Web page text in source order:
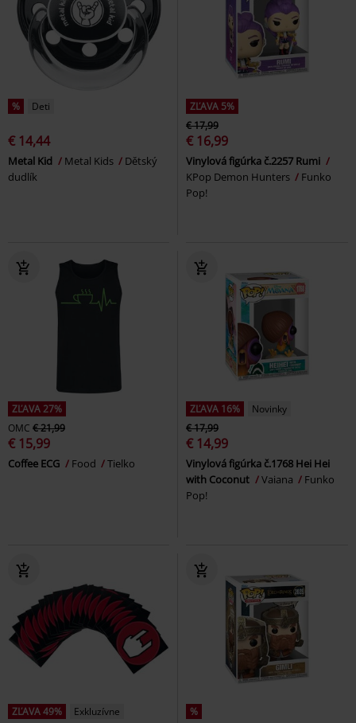
% Deti
€ 14,44
Metal Kid Metal Kids
Dětský
dudlík
ZĽAVA 5%
€ 17,99
€ 16,99
Vinylová figúrka č.2257 Rumi
KPop Demon Hunters
Funko
Pop!
ZĽAVA 27%
OMC € 21,99
€ 15,99
Coffee ECG Food Tielko
ZĽAVA 16%
Novinky
€ 17,99
€ 14,99
Vinylová figúrka č.1768 Hei Hei
with Coconut
Vaiana
Funko
Pop!
ZĽAVA 49%
Exkluzívne
%